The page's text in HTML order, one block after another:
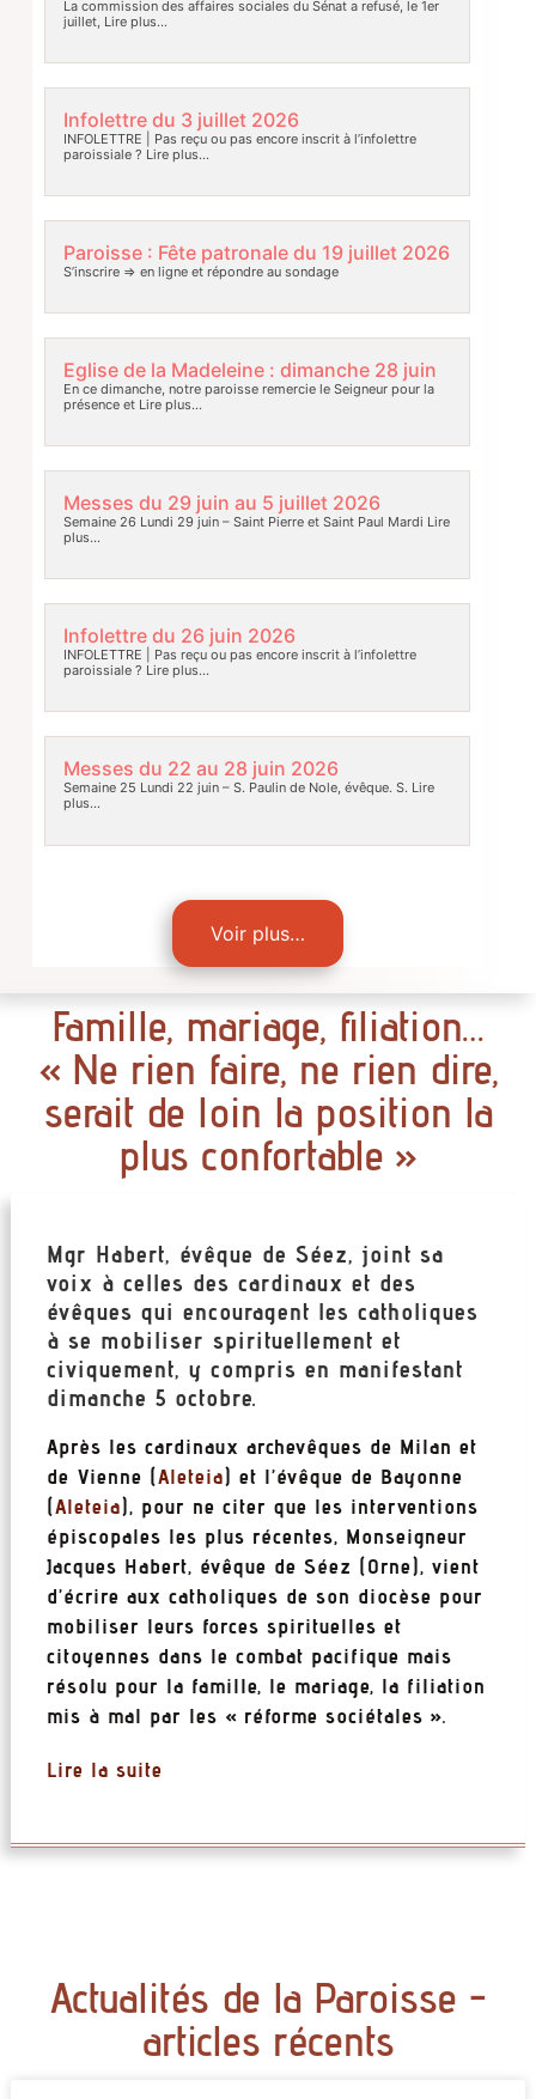
La commission des affaires sociales du Sénat a refusé, le 1er
juillet, Lire plus…
Infolettre du 3 juillet 2026
INFOLETTRE | Pas reçu ou pas encore inscrit à l’infolettre
paroissiale ? Lire plus…
Paroisse : Fête patronale du 19 juillet 2026
S’inscrire => en ligne et répondre au sondage
Eglise de la Madeleine : dimanche 28 juin
En ce dimanche, notre paroisse remercie le Seigneur pour la
présence etLire plus…
Messes du 29 juin au 5 juillet 2026
Semaine 26 Lundi 29 juin – Saint Pierre et Saint Paul Mardi Lire
plus…
Infolettre du 26 juin 2026
INFOLETTRE | Pas reçu ou pas encore inscrit à l’infolettre
paroissiale ? Lire plus…
Messes du 22 au 28 juin 2026
Semaine 25 Lundi 22 juin – S. Paulin de Nole, évêque. S. Lire
plus…
Voir plus…
Famille, mariage, filiation…
« Ne rien faire, ne rien dire,
serait de loin la position la
plus confortable »
Mgr Habert, évêque de Séez, joint sa
voix à celles des cardinaux et des
évêques qui encouragent les catholiques
à se mobiliser spirituellement et
civiquement, y compris en manifestant
dimanche 5 octobre.
Après les cardinaux archevêques de Milan et
de Vienne (Aleteia) et l’évêque de Bayonne
(Aleteia), pour ne citer que les interventions
épiscopales les plus récentes, Monseigneur
Jacques Habert, évêque de Séez (Orne), vient
d’écrire aux catholiques de son diocèse pour
mobiliser leurs forces spirituelles et
citoyennes dans le combat pacifique mais
résolu pour la famille, le mariage, la filiation
mis à mal par les « réforme sociétales ».
Lire la suite
Actualités de la Paroisse -
articles récents